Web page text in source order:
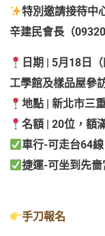
特別邀請接待中
辛建民會長（
日期 | 5月18日
工學館及樣品屋參
地點 | 新北市三
名額 | 20位，額
車行-可走台64
捷運-可坐到先嗇
手刀報名